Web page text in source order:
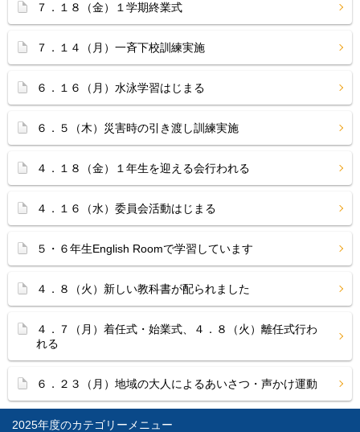
2025年度
７．１８（金）１学期終業式
７．１４（月）一斉下校訓練実施
６．１６（月）水泳学習はじまる
６．５（木）災害時の引き渡し訓練実施
４．１８（金）１年生を迎える会行われる
４．１６（水）委員会活動はじまる
５・６年生English Roomで学習しています
４．８（火）新しい教科書が配られました
４．７（月）着任式・始業式、４．８（火）離任式行わ
れる
６．２３（月）地域の大人によるあいさつ・声かけ運動